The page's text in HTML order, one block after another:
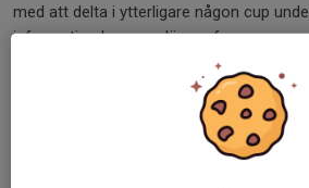
med att delta i ytterligare någon cup
information kommer längre fram.
Utöver detta har vi bokat in
Utbynäs och Fässberg vilket kallelser